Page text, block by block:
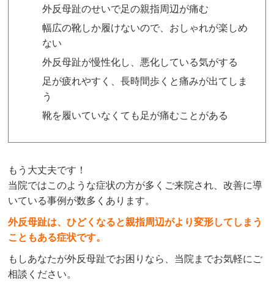
外反母趾のせいで足の親指周辺が痛む
幅広の靴しか履けないので、おしゃれが楽しめ
ない
外反母趾が慢性化し、悪化している気がする
足が疲れやすく、長時間歩くと痛みが出てしま
う
靴を履いていなくても足が痛むことがある
もう大丈夫です！
当院ではこのような症状の方が多くご来院され、改善に導
いている事例が数多くあります。
外反母趾は、ひどくなると親指周辺がより変形してしまう
こともある症状です。
もしあなたが外反母趾でお困りなら、当院までお気軽にご
相談ください。